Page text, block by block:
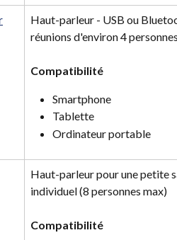
Haut-parleur - USB ou
réunions d'environ 4
Compatibilité
Smartphone
Tablette
Ordinateur portable
Haut-parleur pour une petite
individuel (8 personnes max)
Compatibilité